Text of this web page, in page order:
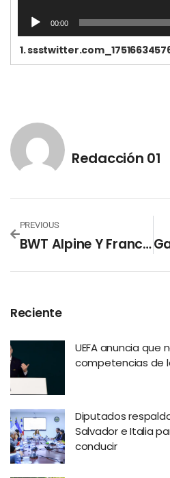
00:00
1.
Redacción 01
PREVIOUS
BWT Alpine Y Franco Colapinto Suman Respaldo Regional Con Alianza Junto A Claro
Reciente
UEFA anuncia que
competencias de
Diputados
Salvador e Italia
conducir